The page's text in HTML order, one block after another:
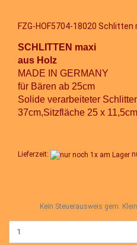
FZG-HOF5704-18020 Schlitten
SCHLITTEN maxi
aus Holz
MADE IN GERMANY
für Bären ab 25cm
Solide verarbeiteter
37cm,Sitzfläche 25 x 11,5cm
Lieferzeit:
Kein Steuerausweis gem.